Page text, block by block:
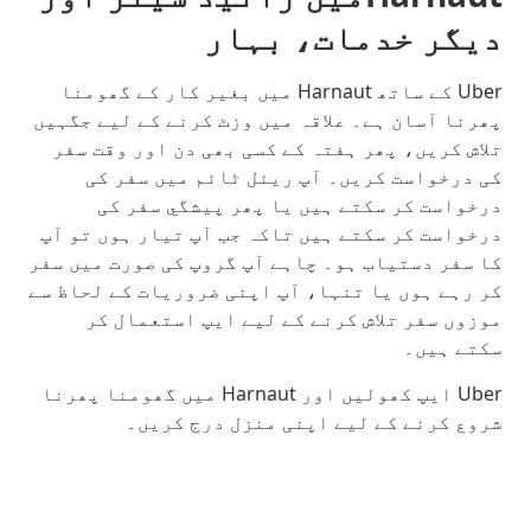
دیگر خدمات، بہار
Uber کے ساتھ Harnaut میں بغیر کار کے گھومنا
پھرنا آسان ہے۔ علاقہ میں وزٹ کرنے کے لیے جگہیں
تلاش کریں، پھر ہفتہ کے کسی بھی دن اور وقت سفر
کی درخواست کریں۔ آپ ریئل ٹائم میں سفر کی
درخواست کر سکتے ہیں یا پھر پیشگي سفر کی
درخواست کر سکتے ہیں تاکہ جب آپ تیار ہوں تو آپ
کا سفر دستیاب ہو۔ چاہے آپ گروپ کی صورت میں سفر
کر رہے ہوں یا تنہا، آپ اپنی ضروریات کے لحاظ سے
موزوں سفر تلاش کرنے کے لیے ایپ استعمال کر
سکتے ہیں۔
Uber ایپ کھولیں اور Harnaut میں گھومنا پھرنا
شروع کرنے کے لیے اپنی منزل درج کریں۔